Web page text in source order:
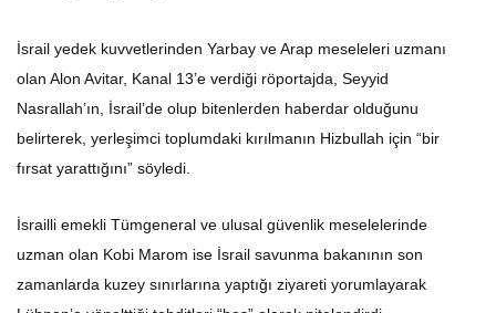
İsrail yedek kuvvetlerinden Yarbay ve Arap meseleleri uzmanı
olan Alon Avitar, Kanal 13’e verdiği röportajda, Seyyid
Nasrallah’ın, İsrail’de olup bitenlerden haberdar olduğunu
belirterek, yerleşimci toplumdaki kırılmanın Hizbullah için “bir
fırsat yarattığını” söyledi.
İsrailli emekli Tümgeneral ve ulusal güvenlik meselelerinde
uzman olan Kobi Marom ise İsrail savunma bakanının son
zamanlarda kuzey sınırlarına yaptığı ziyareti yorumlayarak